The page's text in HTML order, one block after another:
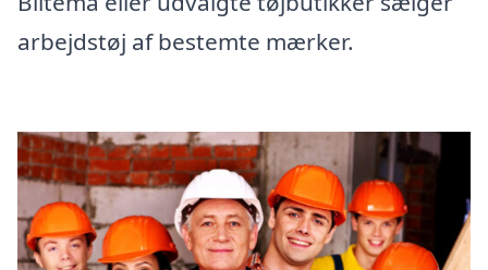
arbejdstøj af bestemte mærker.